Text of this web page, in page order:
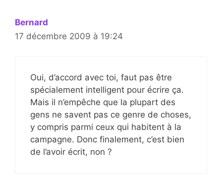
Bernard
17 décembre 2009 à 19:24
Oui, d’accord avec toi, faut pas être
spécialement intelligent pour écrire ça.
Mais il n’empêche que la plupart des
gens ne savent pas ce genre de choses,
y compris parmi ceux qui habitent à la
campagne. Donc finalement, c’est bien
de l’avoir écrit, non ?